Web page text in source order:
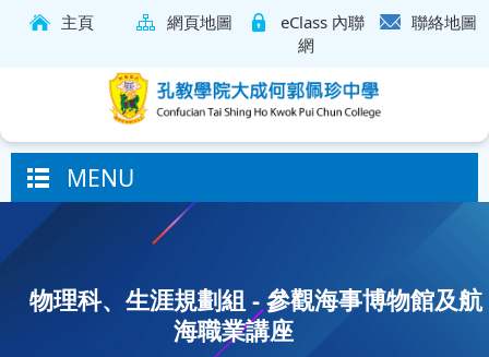
主頁 網頁地圖
eClass 內聯
網
聯絡地圖
MENU
物理科、生涯規劃組 - 參觀海事博物館及航
海職業講座